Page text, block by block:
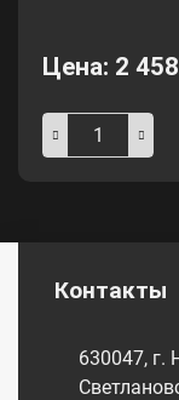
Цена: 2 458
Контакты
630047, г.